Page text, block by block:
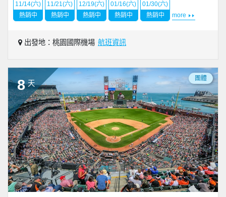
11/14(六)
熱銷中
11/21(六)
熱銷中
12/19(六)
熱銷中
01/16(六)
熱銷中
01/30(六)
熱銷中
more
出發地：桃園國際機場 航班資訊
8 天
團體